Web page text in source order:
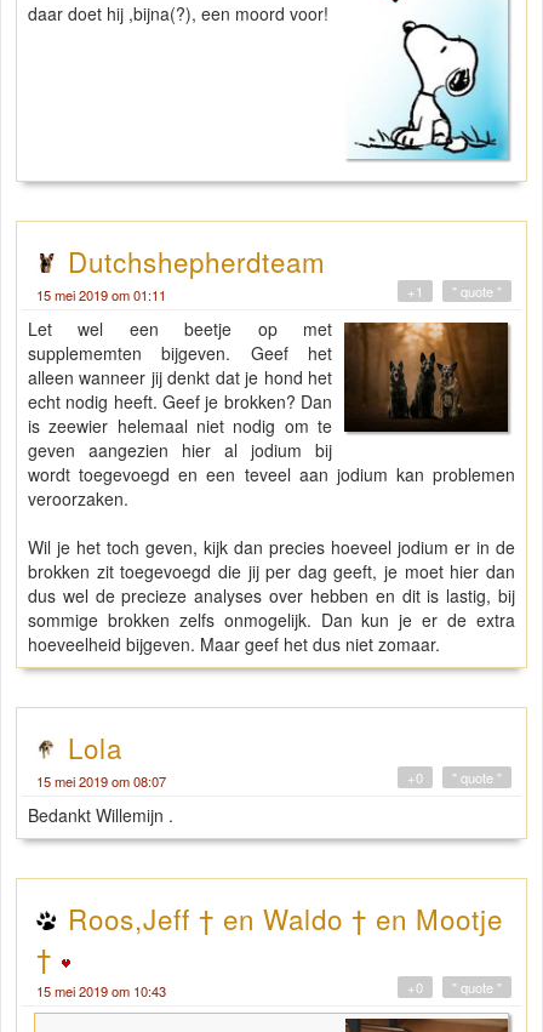
daar doet hij ,bijna(?), een moord voor!
Dutchshepherdteam
15 mei 2019 om 01:11 " quote "
+1
Let wel een beetje op met
supplememten bijgeven. Geef het
alleen wanneer jij denkt dat je hond het
echt nodig heeft. Geef je brokken? Dan
is zeewier helemaal niet nodig om te
geven aangezien hier al jodium bij
wordt toegevoegd en een teveel aan jodium kan problemen
veroorzaken.
Wil je het toch geven, kijk dan precies hoeveel jodium er in de
brokken zit toegevoegd die jij per dag geeft, je moet hier dan
dus wel de precieze analyses over hebben en dit is lastig, bij
sommige brokken zelfs onmogelijk. Dan kun je er de extra
hoeveelheid bijgeven. Maar geef het dus niet zomaar.
Lola
15 mei 2019 om 08:07 " quote "
+0
Bedankt Willemijn .
Roos,Jeff † en Waldo † en Mootje
†
15 mei 2019 om 10:43 " quote "
+0